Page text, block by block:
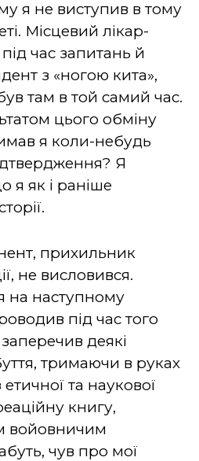
я не виступив в тому
Місцевий лікар-
час запитань й
з «ногою кита»,
там в той самий час.
цього обміну
я коли-небудь
Я
я як і раніше
прихильник
не висловився.
на наступному
під час того
деякі
тримаючи в руках
та наукової
книгу,
войовничим
чув про мої